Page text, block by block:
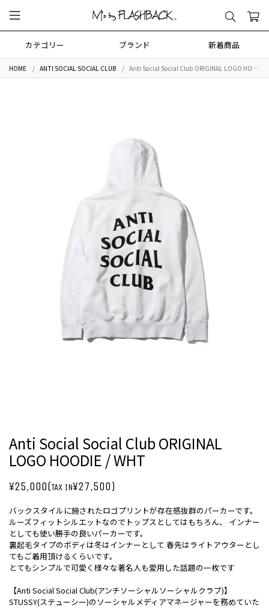
カテゴリー ブランド 新着商品
HOME ANTI SOCIAL SOCIAL CLUB Anti Social Social Club ORIGINAL LOGO HOODIE / WHT
Anti Social Social Club ORIGINAL
LOGO HOODIE / WHT
¥25,000(TAX IN¥27,500)
バックスタイルに施されたロゴプリントが存在感抜群のパーカーです。
ルーズフィットシルエットなのでトップスとしてはもちろん、 インナー
としても使い勝手の良いパーカーです。
裏起毛タイプのボディは冬はインナーとして 春先はライトアウターとし
てもご着用頂けるくらいです。
とてもシンプルで可愛く様々な著名人も愛用した話題の一枚です
【Anti Social Social Club(アンチソーシャルソーシャルクラブ)】
STUSSY(ステューシー)のソーシャルメディアマネージャーを務めていた